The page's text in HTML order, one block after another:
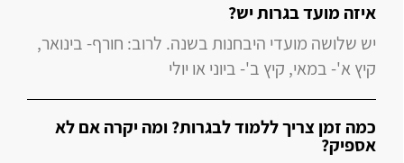
איזה מועד בגרות יש?
יש שלושה מועדי היבחנות בשנה. לרוב: חורף- בינואר,
קיץ א'- במאי, קיץ ב'- ביוני או יולי
כמה זמן צריך ללמוד לבגרות? ומה יקרה אם לא
אספיק?